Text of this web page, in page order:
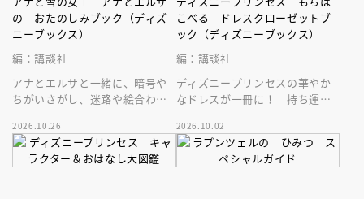
の おたのしみブック（ディズ
ニーブックス）
編：講談社
アナとエルサと一緒に、暗号や
ちがいさがし、迷路や絵合わせ
けにもおうち遊びにも♪
2026.10.26
こべる ドレスクローゼットブ
ック（ディズニーブックス）
編：講談社
ディズニープリンセスの華やか
なドレスが一冊に！ 持ち運び
本。扉を開いて素敵なドレスの
世界へ♪
2026.10.02